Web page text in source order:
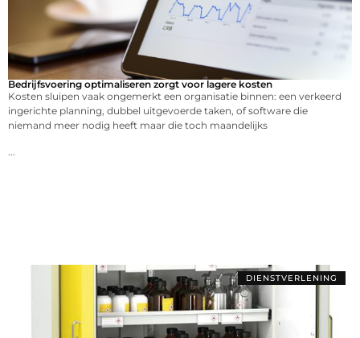
Bedrijfsvoering optimaliseren zorgt voor lagere kosten
Kosten sluipen vaak ongemerkt een organisatie binnen: een verkeerd
ingerichte planning, dubbel uitgevoerde taken, of software die
niemand meer nodig heeft maar die toch maandelijks
DIENSTVERLENING